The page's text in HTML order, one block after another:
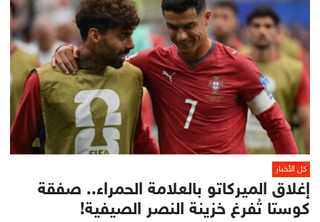
كل الأخبار
إغلاق الميركاتو بالعلامة الحمراء.. صفقة
كوستا تُفرغ خزينة النصر الصيفية!